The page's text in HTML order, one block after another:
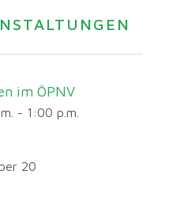
im ÖPNV
- 1:00 p.m.
20